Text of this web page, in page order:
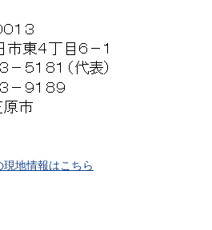
地情報はこちら